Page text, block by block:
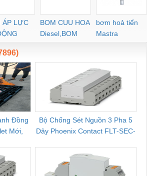
ÁP LỰC
BOM CUU HOA
Diesel,BOM
CHUA CHAY
bơm hoả tiển
Mastra
Đồng
Mới,
Bộ Chống Sét Nguồn 3 Pha 5
Dây Phoenix Contact FLT-SEC-